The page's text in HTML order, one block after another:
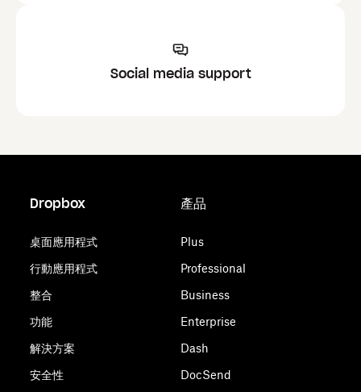
Social media support
Dropbox
桌面應用程式
行動應用程式
整合
功能
解決方案
安全性
產品
Plus
Professional
Business
Enterprise
Dash
DocSend